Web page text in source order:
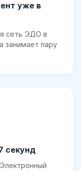
уже в
сеть ЭДО в
занимает пару
секунд